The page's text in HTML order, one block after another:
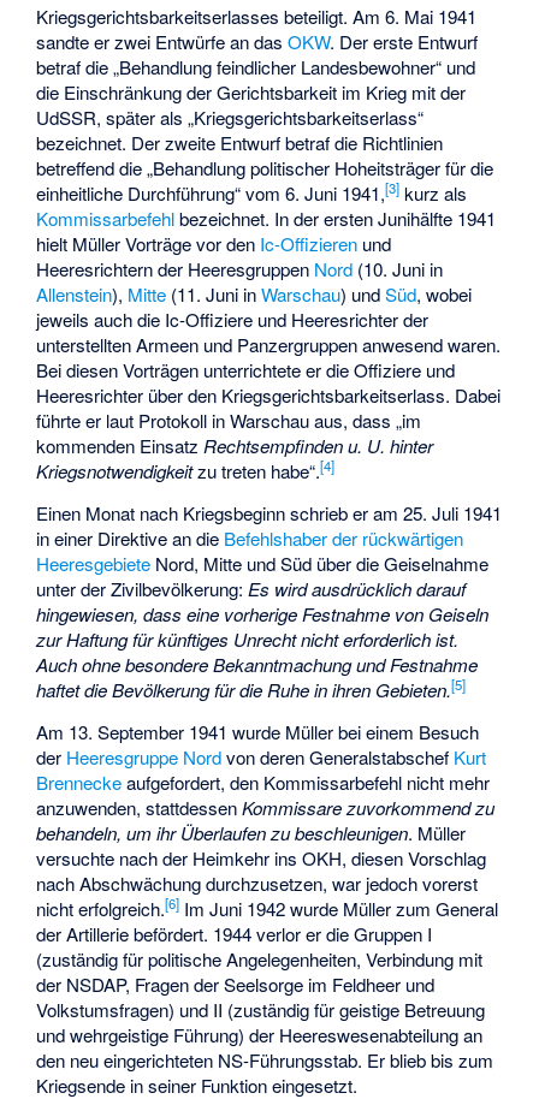
Kriegsgerichtsbarkeitserlasses beteiligt. Am 6. Mai 1941
sandte er zwei Entwürfe an dasOKW. Der erste Entwurf
betraf die „Behandlung feindlicher Landesbewohner“ und
die Einschränkung der Gerichtsbarkeit im Krieg mit der
UdSSR, später als „Kriegsgerichtsbarkeitserlass“
bezeichnet. Der zweite Entwurf betraf die Richtlinien
betreffend die „Behandlung politischer Hoheitsträger für die
einheitliche Durchführung“ vom 6. Juni 1941,[3] kurz als
Kommissarbefehlbezeichnet. In der ersten Junihälfte 1941
hielt Müller Vorträge vor den Ic-Offizieren und
Heeresrichtern der Heeresgruppen Nord (10. Juni in
Allenstein), Mitte (11. Juni inWarschau) undSüd, wobei
jeweils auch die Ic-Offiziere und Heeresrichter der
unterstellten Armeen und Panzergruppen anwesend waren.
Bei diesen Vorträgen unterrichtete er die Offiziere und
Heeresrichter über den Kriegsgerichtsbarkeitserlass. Dabei
führte er laut Protokoll in Warschau aus, dass „im
kommenden Einsatz Rechtsempfinden u. U. hinter
Kriegsnotwendigkeitzu treten habe“.[4]
Einen Monat nach Kriegsbeginn schrieb er am 25. Juli 1941
in einer Direktive an die Befehlshaber der rückwärtigen
Heeresgebiete Nord, Mitte und Süd über die Geiselnahme
unter der Zivilbevölkerung: Es wird ausdrücklich darauf
hingewiesen, dass eine vorherige Festnahme von Geiseln
zur Haftung für künftiges Unrecht nicht erforderlich ist.
Auch ohne besondere Bekanntmachung und Festnahme
haftet die Bevölkerung für die Ruhe in ihren Gebieten.[5]
Am 13. September 1941 wurde Müller bei einem Besuch
der Heeresgruppe Nordvon deren Generalstabschef Kurt
Brenneckeaufgefordert, den Kommissarbefehl nicht mehr
anzuwenden, stattdessenKommissare zuvorkommend zu
behandeln, um ihr Überlaufen zu beschleunigen. Müller
versuchte nach der Heimkehr ins OKH, diesen Vorschlag
nach Abschwächung durchzusetzen, war jedoch vorerst
nicht erfolgreich.[6] Im Juni 1942 wurde Müller zum General
der Artillerie befördert. 1944 verlor er die Gruppen I
(zuständig für politische Angelegenheiten, Verbindung mit
der NSDAP, Fragen der Seelsorge im Feldheer und
Volkstumsfragen) und II (zuständig für geistige Betreuung
und wehrgeistige Führung) der Heereswesenabteilung an
den neu eingerichteten NS-Führungsstab. Er blieb bis zum
Kriegsende in seiner Funktion eingesetzt.